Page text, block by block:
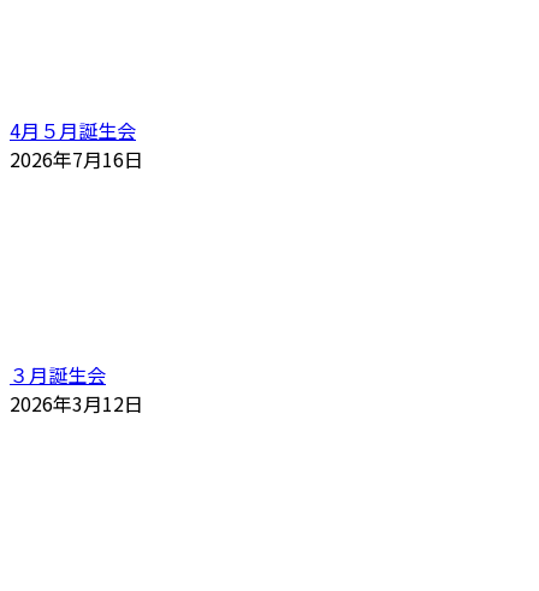
4月５月誕生会
2026年7月16日
３月誕生会
2026年3月12日